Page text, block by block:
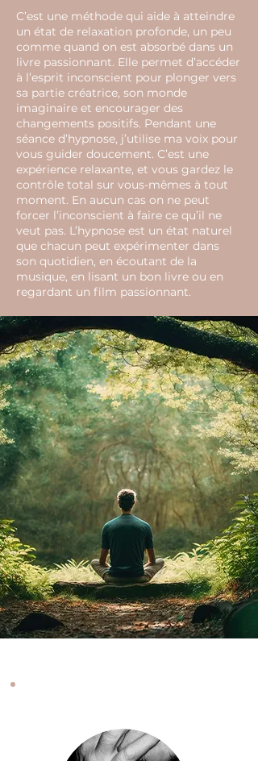
C’est une méthode qui aide à atteindre
un état de relaxation profonde, un peu
comme quand on est absorbé dans un
livre passionnant. Elle permet d’accéder
à l’esprit inconscient pour plonger vers
sa partie créatrice, son monde
imaginaire et encourager des
changements positifs. Pendant une
séance d’hypnose, j’utilise ma voix pour
vous guider doucement. C’est une
expérience relaxante, et vous gardez le
contrôle total sur vous-mêmes à tout
moment. En aucun cas on ne peut
forcer l’inconscient à faire ce qu’il ne
veut pas. L’hypnose est un état naturel
que chacun peut expérimenter dans
son quotidien, en écoutant de la
musique, en lisant un bon livre ou en
regardant un film passionnant.